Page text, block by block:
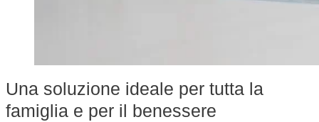
Una soluzione ideale per tutta la
famiglia e per il benessere